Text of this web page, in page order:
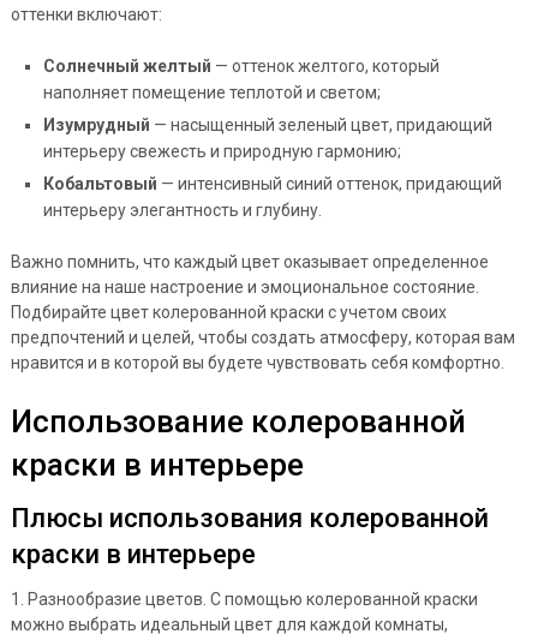
оттенки включают:
Солнечный желтый — оттенок желтого, который
наполняет помещение теплотой и светом;
Изумрудный — насыщенный зеленый цвет, придающий
интерьеру свежесть и природную гармонию;
Кобальтовый — интенсивный синий оттенок, придающий
интерьеру элегантность и глубину.
Важно помнить, что каждый цвет оказывает определенное
влияние на наше настроение и эмоциональное состояние.
Подбирайте цвет колерованной краски с учетом своих
предпочтений и целей, чтобы создать атмосферу, которая вам
нравится и в которой вы будете чувствовать себя комфортно.
Использование колерованной
краски в интерьере
Плюсы использования колерованной
краски в интерьере
1. Разнообразие цветов. С помощью колерованной краски
можно выбрать идеальный цвет для каждой комнаты,